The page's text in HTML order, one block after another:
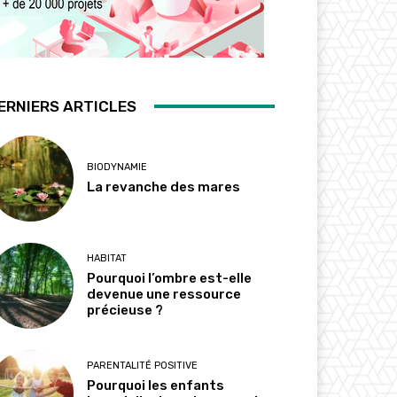
ARTICLES
BIODYNAMIE
La revanche des mares
HABITAT
Pourquoi l’ombre est-elle
devenue une ressource
précieuse ?
PARENTALITÉ POSITIVE
Pourquoi les enfants